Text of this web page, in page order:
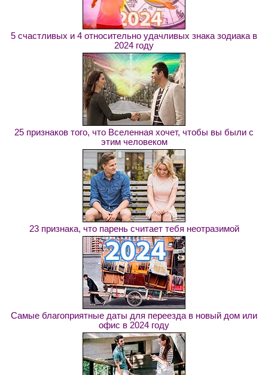
5 счастливых и 4 относительно удачливых знака зодиака в
2024 году
25 признаков того, что Вселенная хочет, чтобы вы были с
этим человеком
23 признака, что парень считает тебя неотразимой
Самые благоприятные даты для переезда в новый дом или
офис в 2024 году